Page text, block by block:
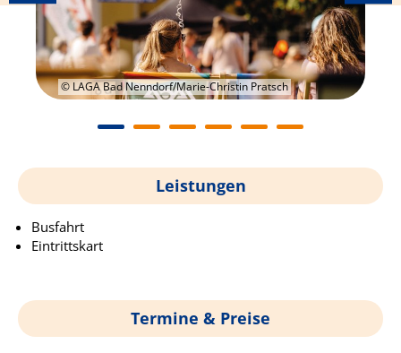
© LAGA Bad Nenndorf/Marie-Christin Pratsch
Leistungen
Busfahrt
Eintrittskart
Termine & Preise